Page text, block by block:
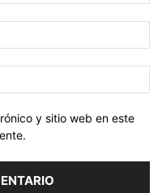
y sitio web en este